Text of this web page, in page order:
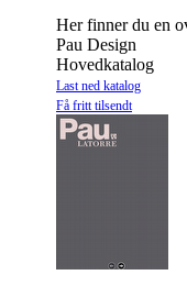
Her finner du en
Pau Design
Hovedkatalog
Last ned katalog
Få fritt tilsendt